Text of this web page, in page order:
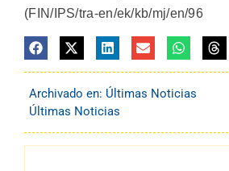
(FIN/IPS/tra-en/ek/kb/mj/en/96
Archivado en: Últimas Noticias
Últimas Noticias